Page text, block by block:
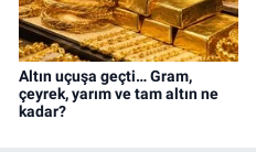
Altın uçuşa geçti… Gram,
çeyrek, yarım ve tam altın ne
kadar?